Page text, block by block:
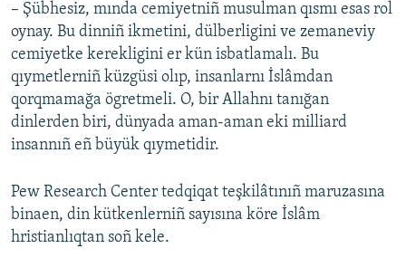
– Şübhesiz, mında cemiyetniñ musulman qısmı esas rol
oynay. Bu dinniñ ikmetini, dülberligini ve zemaneviy
cemiyetke kerekligini er kün isbatlamalı. Bu
qıymetlerniñ küzgüsi olıp, insanlarnı İslâmdan
qorqmamağa ögretmeli. O, bir Allahnı tanığan
dinlerden biri, dünyada aman-aman eki milliard
insannıñ eñ büyük qıymetidir.
Pew Research Center tedqiqat teşkilâtınıñ maruzasına
binaen, din kütkenlerniñ sayısına köre İslâm
hristianlıqtan soñ kele.